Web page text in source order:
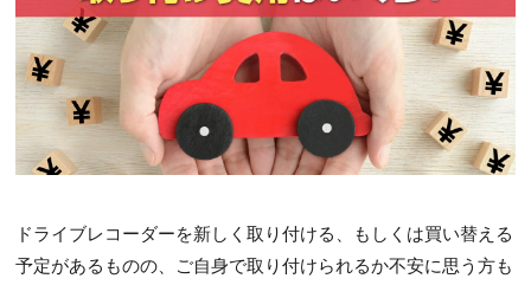
ドライブレコーダーを新しく取り付ける、もしくは買い替える
予定があるものの、ご自身で取り付けられるか不安に思う方も